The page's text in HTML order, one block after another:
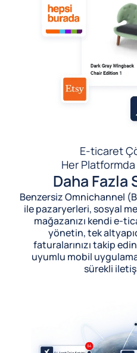
E-ticaret
Her
Daha Fazla
Benzersiz Omnichannel
ile pazaryerleri, sosyal
mağazanızı kendi e-
yönetin, tek
faturalarınızı takip
uyumlu mobil
sürekli